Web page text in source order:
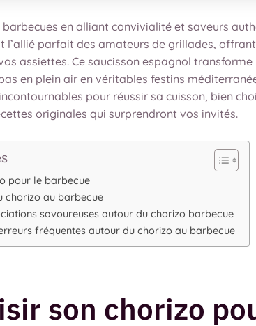
barbecues en alliant convivialité et saveurs
l’allié parfait des amateurs de grillades,
assiettes. Ce saucisson espagnol transforme
en plein air en véritables festins
pour réussir sa cuisson, bien
originales qui surprendront vos invités.
pour le barbecue
chorizo au barbecue
savoureuses autour du chorizo barbecue
fréquentes autour du chorizo au barbecue
son chorizo